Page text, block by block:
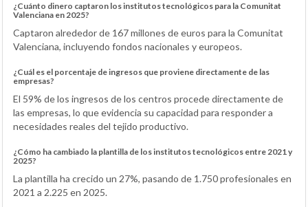
¿Cuánto dinero captaron los institutos tecnológicos para la Comunitat
Valenciana en 2025?
Captaron alrededor de 167 millones de euros para la Comunitat
Valenciana, incluyendo fondos nacionales y europeos.
¿Cuál es el porcentaje de ingresos que proviene directamente de las
empresas?
El 59% de los ingresos de los centros procede directamente de
las empresas, lo que evidencia su capacidad para responder a
necesidades reales del tejido productivo.
¿Cómo ha cambiado la plantilla de los institutos tecnológicos entre 2021 y
2025?
La plantilla ha crecido un 27%, pasando de 1.750 profesionales en
2021 a 2.225 en 2025.